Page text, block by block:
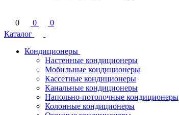
0 0
0
Каталог
Кондиционеры
Настенные кондиционеры
Мобильные кондиционеры
Кассетные кондиционеры
Канальные кондиционеры
Напольно-потолочные кондиционеры
Колонные кондиционеры